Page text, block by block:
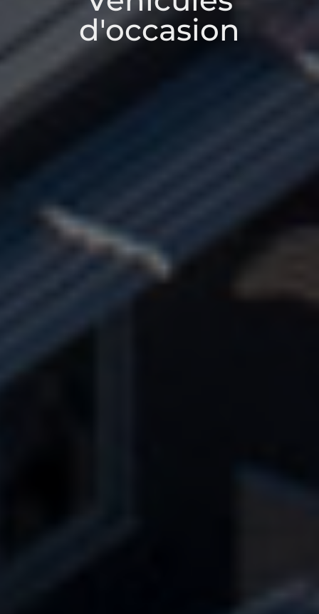
d'occasion